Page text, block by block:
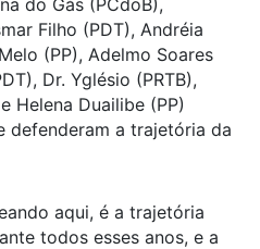
Filho (PDT), Andréia
(PP), Adelmo Soares
Dr. Yglésio (PRTB),
Helena Duailibe (PP)
defenderam a trajetória da
aqui, é a trajetória
todos esses anos, e a